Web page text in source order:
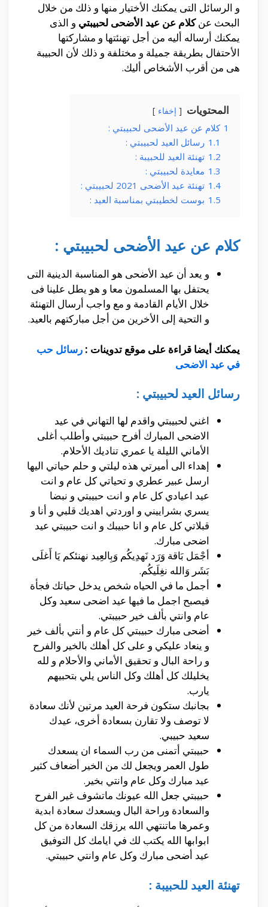
و الرسائل التى يمكنك الأختيار منها و ذلك من خلال
البحث عنكلام عن عيد الأضحى لحبيبتي و الذى
يمكنك أرساله أليه من أجل تهنئتها و مشاركتها
الأحتفال بطريقة جميلة و مختلفة و ذلك لأن الحبيبة
هى من أقرب الأشخاص أليك.
المحتويات إخفاء
1 كلام عن عيد الأضحى لحبيبتي :
1.1 رسائل العيد لحبيبتي :
1.2 تهنئة العيد للحبيبة :
1.3 معايدة لحبيبتي :
1.4 تهنئة عيد الأضحى 2021 لحبيبتي :
1.5 بوست لخطيبتي بمناسبة العيد :
كلام عن عيد الأضحى لحبيبتي :
و يعد أن عيد الأضحى هو المناسبة الدينية التى
يحتفل بها المسلمون معا و هو يطل علينا فى
خلال الأيام القادمة و مع واجب أرسال التهنئة
و التحية إلى الأخرين من أجل مباركتهم بالعيد.
يمكنك أيضا قراءة على موقع تدوينات : رسائل حب
في عيد الاضحى
رسائل العيد لحبيبتي :
اغني لحبيبتي واقدم لها التهاني في عيد
الاضحى المبارك أفرح حبيبتي وأطلب أغلى
الأماني الليلة يا عمري تناديك الأحلام.
إهداء الى أميرتي هذه ليلتي و حلم حياتي اليها
ارسل عبير عطري و تحياتي كل عام و انت
عيد اعيادي كل عام و انت حبيبتي و نبضا
يسري بشراييني و اوردتي اهديك قلبي و أنا و
قبلاتي كل عام و انا حبيبك و انت حبيبتي عيد
اضحى مبارك.
أجْمَل بَاقة وَرَد نَهدِيكُم وَبِالعِيد نهنئكم يَا أَغلَى
بَشَر وَالله نغِلَيكُم.
أجمل ما في الحياه شخص يدخل حياتك فجأة
فيصبح اجمل ما فيها عيد اضحى سعيد وكل
عام وانتي بألف خير حبيبتي.
أضحى مبارك حبيبتي كل عام و أنتي بألف خير
و ينعاد عليكي و على كل أهلك بالخير والفرح
و راحة البال و تحقيق الأماني والأحلام و لله
يخليلك كل أهلك وكل الناس يلي بتحبيهم
يارب.
بجانبك ستكون فرحة العيد مرتين لأنك سعادة
لا توصف ولا تقارن بسعادة أخرى، عيدك
سعيد حبيبي.
حبيبتي أتمنى من رب السماء ان يسعدك
طول العمر ويجعل لك من الخير أضعاف كثير
عيد مبارك وكل عام وانتي بخير.
حبيبتي جعل الله عيونك ماتشوف غير الفرح
والسعادة وراحة البال ويسعدك سعادة ابدية
وعمرها ماتنتهي الله يرزقك السعادة من كل
ابوابها الله يكتب لك في ايامك كل التوفيق
عيد أضحى مبارك وكل عام وانتي حبيبتي.
تهنئة العيد للحبيبة :